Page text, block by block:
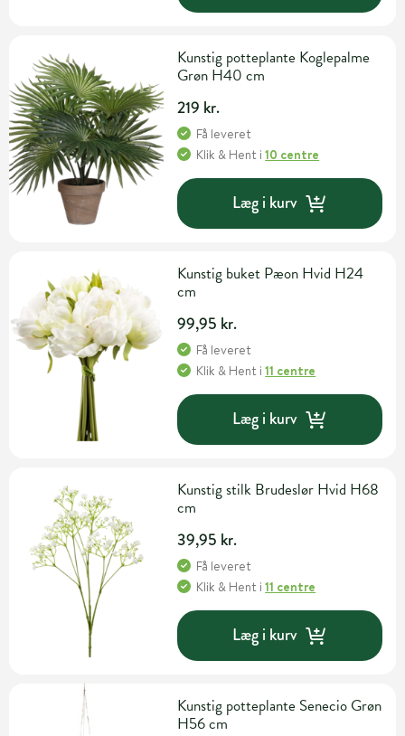
Kunstig potteplante Koglepalme
Grøn H40 cm
219 kr.
Få leveret
Klik & Hent i10 centre
Læg i kurv
Kunstig buket Pæon Hvid H24
cm
99,95 kr.
Få leveret
Klik & Hent i11 centre
Læg i kurv
Kunstig stilk Brudeslør Hvid H68
cm
39,95 kr.
Få leveret
Klik & Hent i11 centre
Læg i kurv
Kunstig potteplante Senecio Grøn
H56 cm